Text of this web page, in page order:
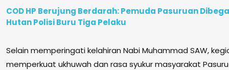
COD HP Berujung Berdarah: Pemuda Pasuruan
Hutan Polisi Buru Tiga Pelaku
Selain memperingati kelahiran Nabi Muhammad SAW,
memperkuat ukhuwah dan rasa syukur masyarakat